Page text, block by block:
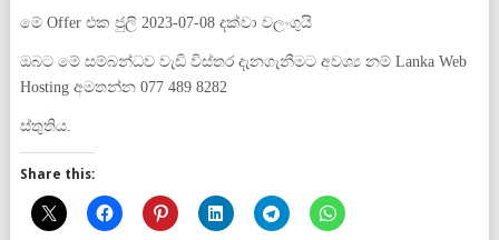
මේ Offer එක ජුලි 2023-07-08 දක්වා වලංගුයි
ඔබට මේ සම්බන්ධව වැඩි විස්තර දැනගැනීමට අවශ්‍ය නම් Lanka Web
Hosting අමතන්න 077 489 8282
ස්තුතිය.
Share this: